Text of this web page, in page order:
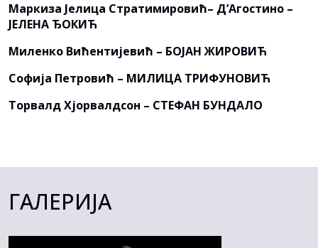
Маркиза Јелица Стратимировић– Д’Агостино –
ЈЕЛЕНА ЂОКИЋ
Миленко Вићентијевић – БОЈАН ЖИРОВИЋ
Софија Петровић – МИЛИЦА ТРИФУНОВИЋ
Торвалд Хјорвалдсон – СТЕФАН БУНДАЛО
ГАЛЕРИЈА